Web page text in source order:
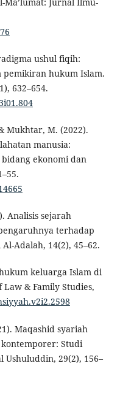
Jurnal Ilmu-
ushul fiqih:
hukum Islam.
632–654.
Mukhtar, M. (2022).
manusia:
ekonomi dan
Analisis sejarah
terhadap
Adalah, 14(2), 45–62.
keluarga Islam di
& Family Studies,
Maqashid syariah
Studi
Ushuluddin, 29(2), 156–